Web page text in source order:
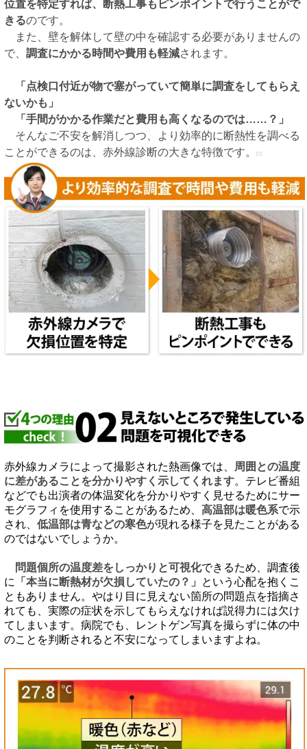
位置を特定すれば、断熱工事もピンポイントで行うことがで
きるのです。
また、壁を解体して壁の中を確認する必要がありませんの
で、 調査にかかる時間や費用も軽減されます。
「点検口付近が物で塞がっていて簡単に調査をしてもらえ
ないかも」
「手間がかかる作業だと費用も高くなるのでは……？」
そんなご不安を解消しつつ、より効率的に断熱性を調べる
ことができるのは、赤外線診断の大きな特徴です。
赤外線カメラによって撮影された熱画像では、
周囲との温度
に差があることを分かりやすく示してくれます。テレビ番組
などでも出演者の体温変化を分かりやすく見せるためにサー
モグラフィを使用することがあるため、 高温部は暖色系で示
され、 低温部は青などの寒色が現れる様子を見たことがある
のではないでしょうか。
問題個所の温度差をしっかりと可視化できるため、調査後
に
「本当に断熱材が欠損していたの？」
という心配を抱くこ
ともありません。やはり目に見えない箇所の問題点を指摘さ
れても、実際の症状を示してもらえなければ説得力には欠け
てしまいます。病院でも、レントゲン写真を撮らずに体の中
のことを判断されると不安になってしまいますよね。